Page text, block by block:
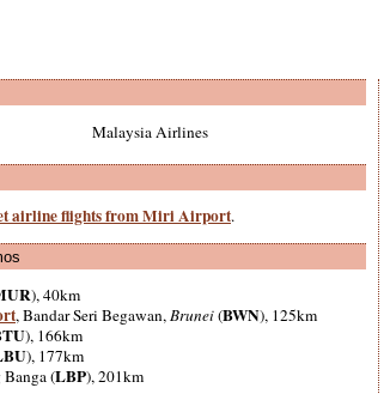
Malaysia Airlines
airline flights from Miri Airport.
), 40km
, Bandar Seri Begawan,Brunei(BWN), 125km
), 166km
), 177km
(LBP), 201km